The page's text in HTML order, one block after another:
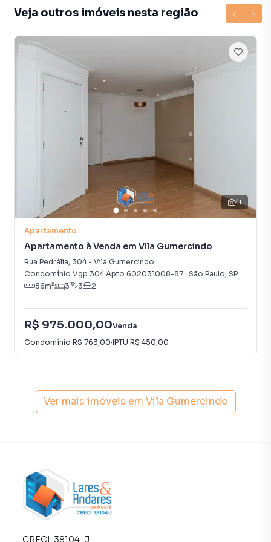
poderão aproveitar o espaço gourmet e a churrasqueira
para agradáveis encontros com amigos e familiares.
Esta propriedade é ideal para quem busca um lar moderno
e prático, em uma localização privilegiada com uma vista
marcante. Entre em contato e aproveite esta oportunidade
única de viver em São Paulo, em um bairro tranquilo e
envolvente e perto de tudo, inclusive da sua felicidade.
Ano de construção: 2009
Rua Pedrália, 304. Apto 173
VALOR VENDA: R$ 980.000
Condomínio: R$ 1.060
IPTU (anual): R$ 1.513
2 vagas fixas e cobertas
🚿2 banheiros
Apartamento para Venda em região valorizada do bairro
Apartamento em São Paulo? Entre em contato com nossa
equipe pelo telefone (11) 93759-7931.
empreendimentos em construção ou lançamentos na
planta em Vila Gumercindo e em outras regiões de São
Paulo. Aqui você encontra milhares de ofertas para
encontrar o imóvel que mais combina com seu estilo de
vida.
Veja outros imóveis nesta região
41
Apartamento
Apartamento à Venda em Vila Gumercindo
Rua Pedrália, 304- Vila Gumercindo
Condomínio Vgp 304 Apto 602031008-87 · São Paulo, SP
86m² 3 3 2
R$ 975.000,00Venda
Condomínio R$ 763,00·IPTU R$ 450,00
Ver mais imóveis em Vila Gumercindo